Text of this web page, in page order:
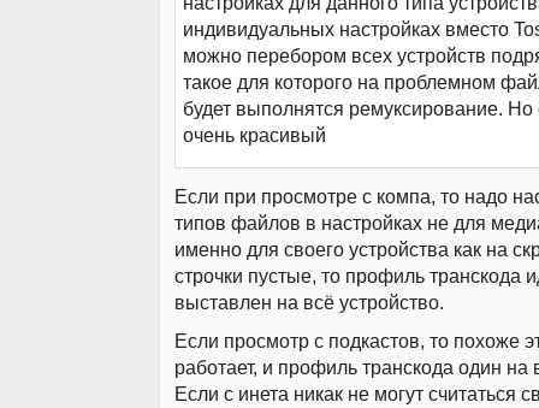
индивидуальных настройках вместо
можно перебором всех устройств
такое для которого на проблемном
будет выполнятся ремуксирование.
очень красивый
Если при просмотре с компа, то надо
типов файлов в настройках не для
именно для своего устройства как на
строчки пустые, то профиль транскода
выставлен на всё устройство.
Если просмотр с подкастов, то похоже
работает, и профиль транскода один на
Если с инета никак не могут считаться